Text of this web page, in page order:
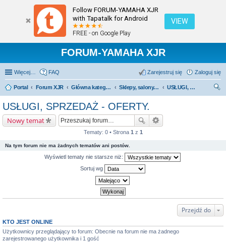
Follow FORUM-YAMAHA XJR
with Tapatalk for Android
FREE - on Google Play
VIEW
FORUM-YAMAHA XJR
Więcej… FAQ Zaloguj się
Zarejestruj się
Portal Forum XJR Główna kategoria forum Sklepy, salony, serwisy - polecamy; odradzamy.
USŁUGI, SPRZEDAŻ - OFERTY.
USŁUGI, SPRZEDAŻ - OFERTY.
Nowy temat
Tematy: 0 • Strona 1 z 1
Na tym forum nie ma żadnych tematów ani postów.
Wyświetl tematy nie starsze niż:
Sortuj wg
Przejdź do
KTO JEST ONLINE
Użytkownicy przeglądający to forum: Obecnie na forum nie ma żadnego
zarejestrowanego użytkownika i 1 gość